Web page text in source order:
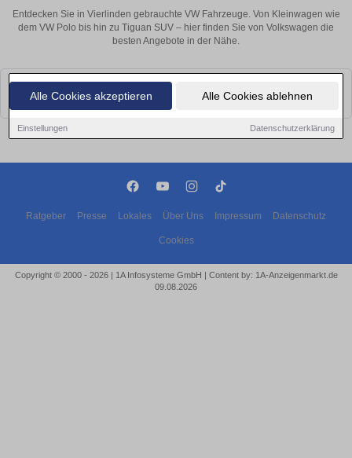
Alle Cookies akzeptieren Alle Cookies ablehnen
Einstellungen Datenschutzerklärung
Entdecken Sie in Vierlinden gebrauchte VW Fahrzeuge. Von Kleinwagen wie
dem VW Polo bis hin zu Tiguan SUV – hier finden Sie von Volkswagen die
besten Angebote in der Nähe.
Leider konnten wir derzeit keine passenden Autos finden. Schauen Sie
bald wieder vorbei!
Ratgeber Presse Lokales Über Uns Impressum Datenschutz
Cookies
Copyright © 2000 - 2026 | 1A Infosysteme GmbH | Content by: 1A-Anzeigenmarkt.de
09.08.2026